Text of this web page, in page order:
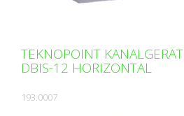
TEKNOPOINT KANALGERÄT
DBIS-12 HORIZONTAL
193.0007